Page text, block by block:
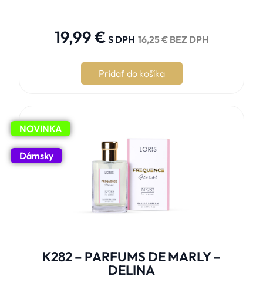
19,99€ S DPH 16,25€BEZ DPH
Pridať do košíka
NOVINKA
Dámsky
K282 – PARFUMS DE MARLY –
DELINA